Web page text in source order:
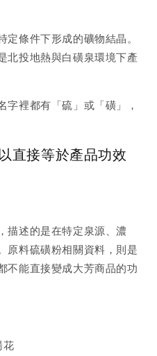
條件下形成的礦物結晶。
北投地熱與白磺泉環境下產
字裡都有「硫」或「磺」，
直接等於產品功效
描述的是在特定泉源、濃
原料硫磺粉相關資料，則是
不能直接變成大芳商品的功
花